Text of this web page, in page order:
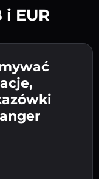
następnego
do
lub
EUR